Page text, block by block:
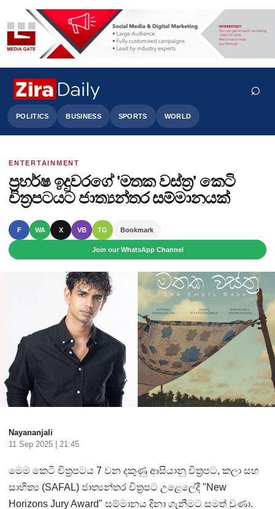
POLITICS BUSINESS SPORTS WORLD
⌕
Search
ENTERTAINMENT
ප්‍රහර්ෂ ඉදුවරගේ 'මතක වස්ත්‍ර' කෙටි
චිත්‍රපටයට ජාත්‍යන්තර සම්මානයක්
F WA X VB TG Bookmark
Join our WhatsApp Channel
Nayananjali
11 Sep 2025 | 21:45
මෙම කෙටි චිත්‍රපටය 7 වන දකුණු ආසියානු චිත්‍රපට, කලා සහ
සාහිත්‍ය (SAFAL) ජාත්‍යන්තර චිත්‍රපට උළෙලේදී "New
Horizons Jury Award" සම්මානය දිනා ගැනීමට සමත් වුණා.